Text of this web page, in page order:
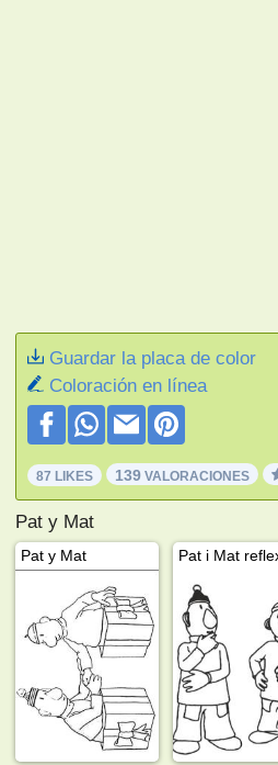
Guardar la placa de color
Coloración en línea
87 LIKES 139 VALORACIONES
Pat y Mat
Pat y Mat